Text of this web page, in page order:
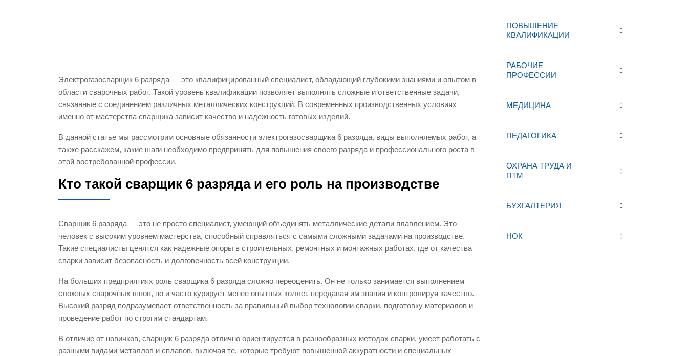
Электрогазосварщик 6 разряда — это квалифицированный специалист, обладающий глубокими знаниями и опытом в
области сварочных работ. Такой уровень квалификации позволяет выполнять сложные и ответственные задачи,
связанные с соединением различных металлических конструкций. В современных производственных условиях
именно от мастерства сварщика зависит качество и надежность готовых изделий.
В данной статье мы рассмотрим основные обязанности электрогазосварщика 6 разряда, виды выполняемых работ, а
также расскажем, какие шаги необходимо предпринять для повышения своего разряда и профессионального роста в
этой востребованной профессии.
Кто такой сварщик 6 разряда и его роль на производстве
Сварщик 6 разряда — это не просто специалист, умеющий объединять металлические детали плавлением. Это
человек с высоким уровнем мастерства, способный справляться с самыми сложными задачами на производстве.
Такие специалисты ценятся как надежные опоры в строительных, ремонтных и монтажных работах, где от качества
сварки зависит безопасность и долговечность всей конструкции.
На больших предприятиях роль сварщика 6 разряда сложно переоценить. Он не только занимается выполнением
сложных сварочных швов, но и часто курирует менее опытных коллег, передавая им знания и контролируя качество.
Высокий разряд подразумевает ответственность за правильный выбор технологии сварки, подготовку материалов и
проведение работ по строгим стандартам.
В отличие от новичков, сварщик 6 разряда отлично ориентируется в разнообразных методах сварки, умеет работать с
разными видами металлов и сплавов, включая те, которые требуют повышенной аккуратности и специальных
ПОВЫШЕНИЕ
КВАЛИФИКАЦИИ
РАБОЧИЕ
ПРОФЕССИИ
МЕДИЦИНА
ПЕДАГОГИКА
ОХРАНА ТРУДА И
ПТМ
БУХГАЛТЕРИЯ
НОК